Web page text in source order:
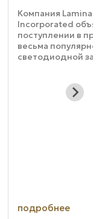
Компания Lamina
Incorporated
поступлении в
весьма популярной
светодиодной
привлекательной
монохромной
подробнее